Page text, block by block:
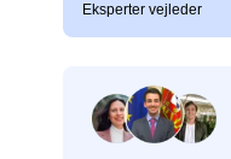
Eksperter vejleder